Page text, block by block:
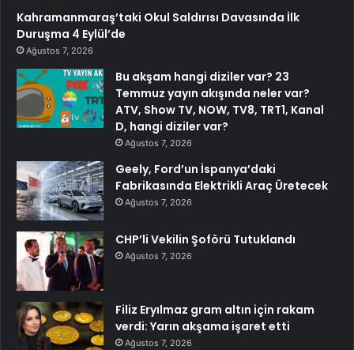
Kahramanmaraş’taki Okul Saldırısı Davasında İlk
Duruşma 4 Eylül’de
Ağustos 7, 2026
Bu akşam hangi diziler var? 23
Temmuz yayın akışında neler var?
ATV, Show TV, NOW, TV8, TRT1, Kanal
D, hangi diziler var?
Ağustos 7, 2026
Geely, Ford’un İspanya’daki
Fabrikasında Elektrikli Araç Üretecek
Ağustos 7, 2026
CHP’li Vekilin Şoförü Tutuklandı
Ağustos 7, 2026
Filiz Eryılmaz gram altın için rakam
verdi: Yarın akşama işaret etti
Ağustos 7, 2026